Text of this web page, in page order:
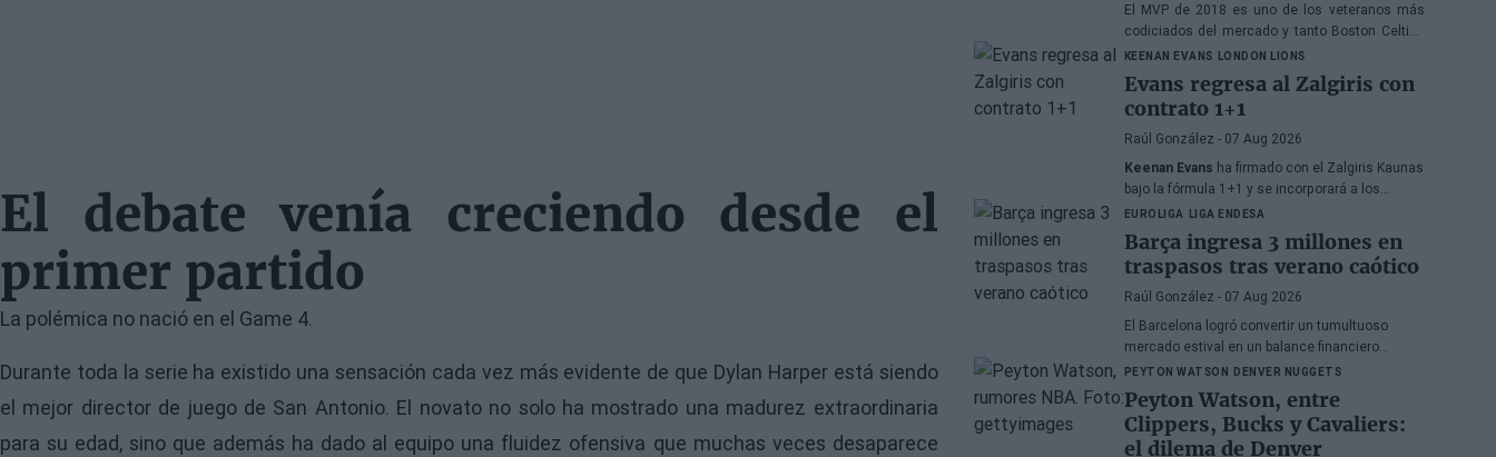
El debate venía creciendo desde el
primer partido
La polémica no nació en el Game 4.
Durante toda la serie ha existido una sensación cada vez más evidente de que Dylan Harper está siendo
el mejor director de juego de San Antonio. El novato no solo ha mostrado una madurez extraordinaria
para su edad, sino que además ha dado al equipo una fluidez ofensiva que muchas veces desaparece
El MVP de 2018 es uno de los veteranos más
codiciados del mercado y tanto Boston Celtics
como Cleveland Cavaliers y Detroit Pistons
estarían interesados en hacerse con sus
servicios
KEENAN EVANS LONDON LIONS
Evans regresa al Zalgiris con
contrato 1+1
Raúl González - 07 Aug 2026
Keenan Evans ha firmado con el Zalgiris Kaunas
bajo la fórmula 1+1 y se incorporará a los
London Lions en calidad de cedido durante la
temporada 2026/27. El base estadounidense
continúa su proceso de recuperación tras las
lesiones sufridas en los últimos meses.
EUROLIGA LIGA ENDESA
Barça ingresa 3 millones en
traspasos tras verano caótico
Raúl González - 07 Aug 2026
El Barcelona logró convertir un tumultuoso
mercado estival en un balance financiero
positivo. Según Marc Mundet, la sección
azulgrana ingresó cerca de tres millones de
euros procedentes de salidas de jugadores, a
pesar de un proceso de transferencias marcado
por la incertidumbre y los cambios de última
PEYTON WATSON DENVER NUGGETS
Peyton Watson, entre
Clippers, Bucks y Cavaliers:
el dilema de Denver